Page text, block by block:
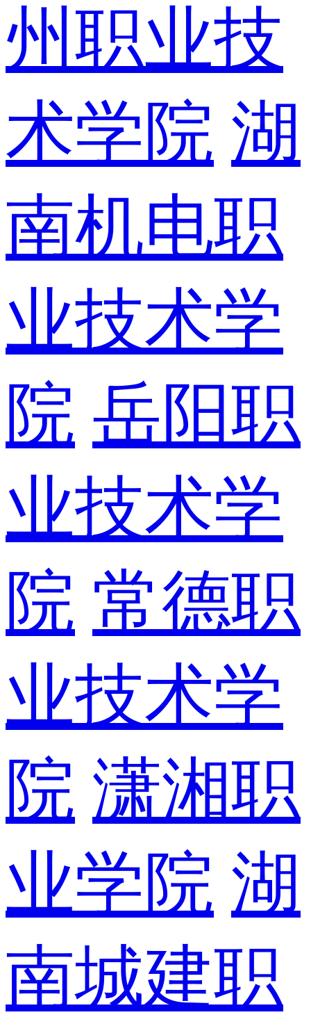
州职业技
术学院 湖
南机电职
业技术学
院 岳阳职
业技术学
院 常德职
业技术学
院 潇湘职
业学院 湖
南城建职